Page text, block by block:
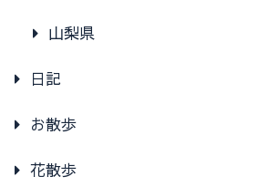
山梨県
日記
お散歩
花散歩